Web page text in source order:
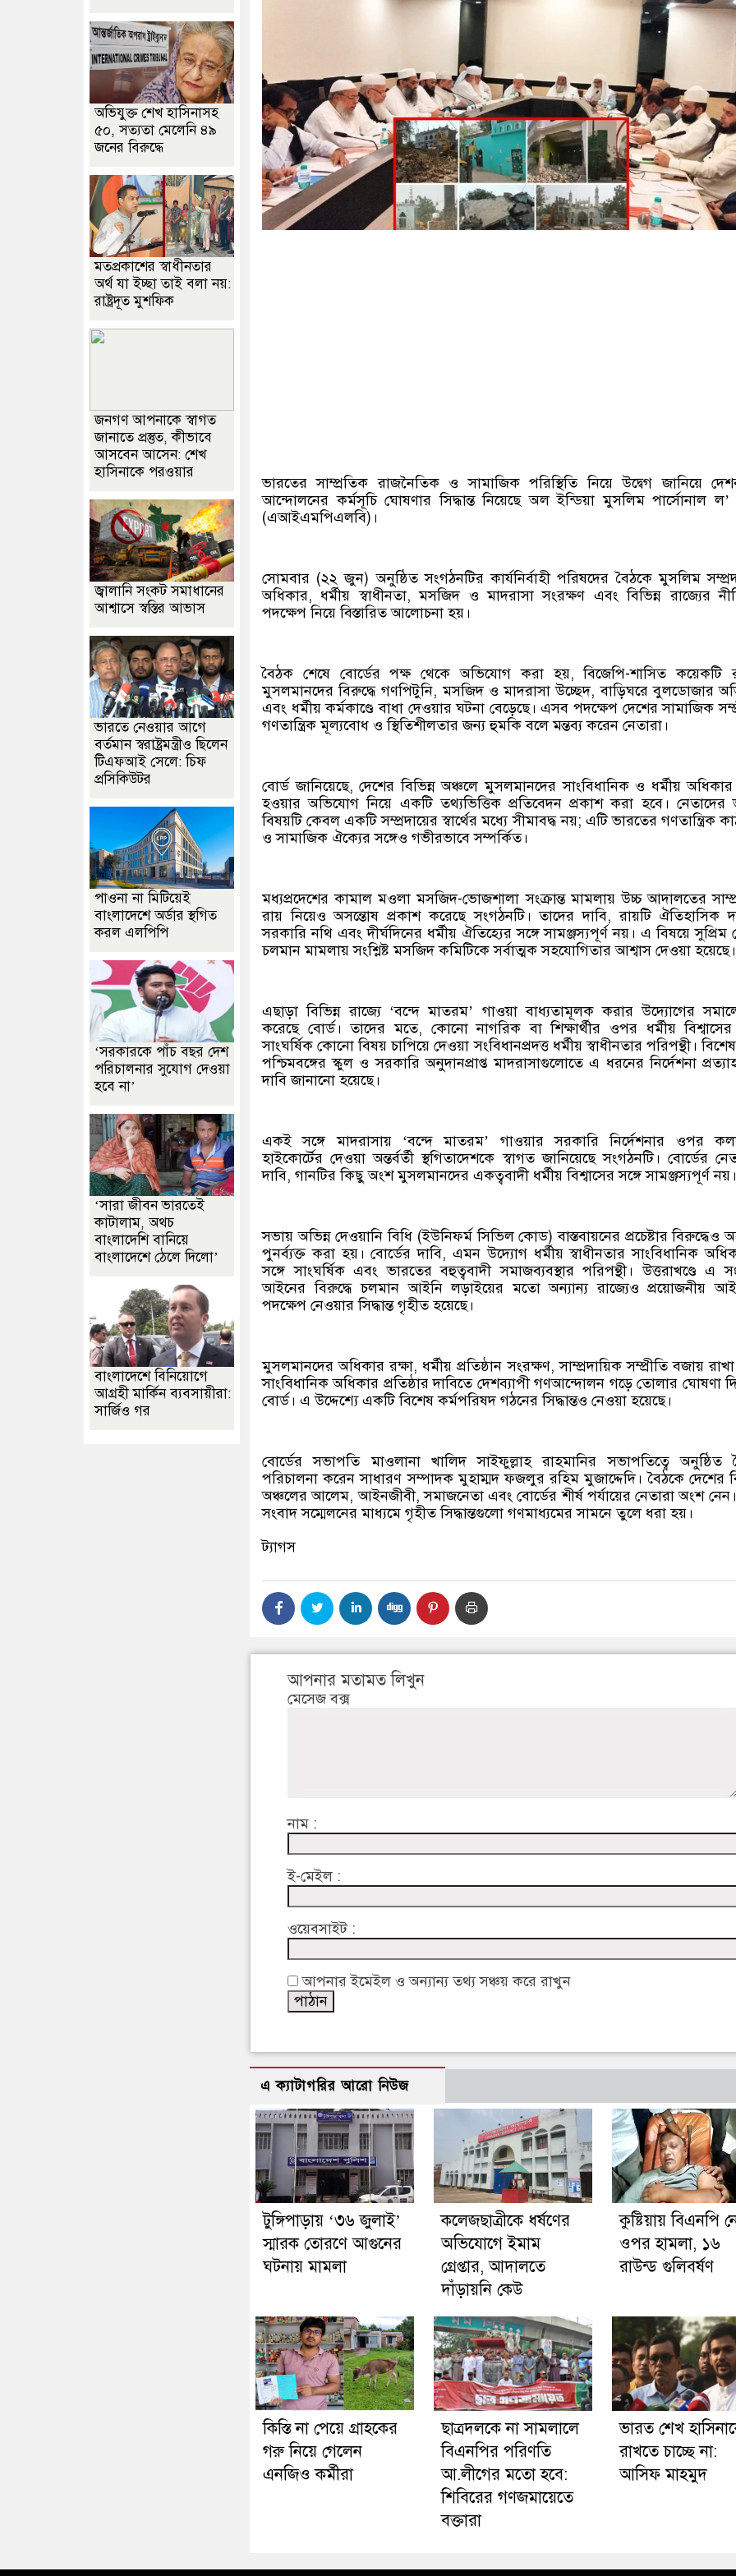
ভারতের সাম্প্রতিক রাজনৈতিক ও সামাজিক পরিস্থিতি নিয়ে উদ্বেগ জানিয়ে
আন্দোলনের কর্মসূচি ঘোষণার সিদ্ধান্ত নিয়েছে অল ইন্ডিয়া মুসলিম পার্সোনাল ল’
(এআইএমপিএলবি)।
সোমবার (২২ জুন) অনুষ্ঠিত সংগঠনটির কার্যনির্বাহী পরিষদের বৈঠকে মুসলিম
অধিকার, ধর্মীয় স্বাধীনতা, মসজিদ ও মাদরাসা সংরক্ষণ এবং বিভিন্ন রাজ্যের
পদক্ষেপ নিয়ে বিস্তারিত আলোচনা হয়।
বৈঠক শেষে বোর্ডের পক্ষ থেকে অভিযোগ করা হয়, বিজেপি-শাসিত কয়েকটি
মুসলমানদের বিরুদ্ধে গণপিটুনি, মসজিদ ও মাদরাসা উচ্ছেদ, বাড়িঘরে বুলডোজার
এবং ধর্মীয় কর্মকাণ্ডে বাধা দেওয়ার ঘটনা বেড়েছে। এসব পদক্ষেপ দেশের সামাজিক
গণতান্ত্রিক মূল্যবোধ ও স্থিতিশীলতার জন্য হুমকি বলে মন্তব্য করেন নেতারা।
বোর্ড জানিয়েছে, দেশের বিভিন্ন অঞ্চলে মুসলমানদের সাংবিধানিক ও ধর্মীয় অধিকার
হওয়ার অভিযোগ নিয়ে একটি তথ্যভিত্তিক প্রতিবেদন প্রকাশ করা হবে। নেতাদের
বিষয়টি কেবল একটি সম্প্রদায়ের স্বার্থের মধ্যে সীমাবদ্ধ নয়; এটি ভারতের গণতান্ত্রিক
ও সামাজিক ঐক্যের সঙ্গেও গভীরভাবে সম্পর্কিত।
মধ্যপ্রদেশের কামাল মওলা মসজিদ-ভোজশালা সংক্রান্ত মামলায় উচ্চ আদালতের
রায় নিয়েও অসন্তোষ প্রকাশ করেছে সংগঠনটি। তাদের দাবি, রায়টি ঐতিহাসিক
সরকারি নথি এবং দীর্ঘদিনের ধর্মীয় ঐতিহ্যের সঙ্গে সামঞ্জস্যপূর্ণ নয়। এ বিষয়ে সুপ্রিম
চলমান মামলায় সংশ্লিষ্ট মসজিদ কমিটিকে সর্বাত্মক সহযোগিতার আশ্বাস দেওয়া হয়েছে।
এছাড়া বিভিন্ন রাজ্যে ‘বন্দে মাতরম’ গাওয়া বাধ্যতামূলক করার উদ্যোগের
করেছে বোর্ড। তাদের মতে, কোনো নাগরিক বা শিক্ষার্থীর ওপর ধর্মীয় বিশ্বাসের
সাংঘর্ষিক কোনো বিষয় চাপিয়ে দেওয়া সংবিধানপ্রদত্ত ধর্মীয় স্বাধীনতার পরিপন্থী।
পশ্চিমবঙ্গের স্কুল ও সরকারি অনুদানপ্রাপ্ত মাদরাসাগুলোতে এ ধরনের নির্দেশনা
দাবি জানানো হয়েছে।
একই সঙ্গে মাদরাসায় ‘বন্দে মাতরম’ গাওয়ার সরকারি নির্দেশনার ওপর
হাইকোর্টের দেওয়া অন্তর্বর্তী স্থগিতাদেশকে স্বাগত জানিয়েছে সংগঠনটি। বোর্ডের
দাবি, গানটির কিছু অংশ মুসলমানদের একত্ববাদী ধর্মীয় বিশ্বাসের সঙ্গে সামঞ্জস্যপূর্ণ নয়।
সভায় অভিন্ন দেওয়ানি বিধি (ইউনিফর্ম সিভিল কোড) বাস্তবায়নের প্রচেষ্টার বিরুদ্ধেও
পুনর্ব্যক্ত করা হয়। বোর্ডের দাবি, এমন উদ্যোগ ধর্মীয় স্বাধীনতার সাংবিধানিক
সঙ্গে সাংঘর্ষিক এবং ভারতের বহুত্ববাদী সমাজব্যবস্থার পরিপন্থী। উত্তরাখণ্ডে এ
আইনের বিরুদ্ধে চলমান আইনি লড়াইয়ের মতো অন্যান্য রাজ্যেও প্রয়োজনীয়
পদক্ষেপ নেওয়ার সিদ্ধান্ত গৃহীত হয়েছে।
মুসলমানদের অধিকার রক্ষা, ধর্মীয় প্রতিষ্ঠান সংরক্ষণ, সাম্প্রদায়িক সম্প্রীতি বজায়
সাংবিধানিক অধিকার প্রতিষ্ঠার দাবিতে দেশব্যাপী গণআন্দোলন গড়ে তোলার ঘোষণা
বোর্ড। এ উদ্দেশ্যে একটি বিশেষ কর্মপরিষদ গঠনের সিদ্ধান্তও নেওয়া হয়েছে।
বোর্ডের সভাপতি মাওলানা খালিদ সাইফুল্লাহ রাহমানির সভাপতিত্বে অনুষ্ঠিত
পরিচালনা করেন সাধারণ সম্পাদক মুহাম্মদ ফজলুর রহিম মুজাদ্দেদি। বৈঠকে দেশের
অঞ্চলের আলেম, আইনজীবী, সমাজনেতা এবং বোর্ডের শীর্ষ পর্যায়ের নেতারা অংশ
সংবাদ সম্মেলনের মাধ্যমে গৃহীত সিদ্ধান্তগুলো গণমাধ্যমের সামনে তুলে ধরা হয়।
ট্যাগস
আপনার মতামত লিখুন
মেসেজ বক্স
নাম :
ই-মেইল :
ওয়েবসাইট :
আপনার ইমেইল ও অন্যান্য তথ্য সঞ্চয় করে রাখুন
এ ক্যাটাগরির আরো নিউজ
টুঙ্গিপাড়ায় ‘৩৬ জুলাই’
স্মারক তোরণে আগুনের
ঘটনায় মামলা
কলেজছাত্রীকে ধর্ষণের
অভিযোগে ইমাম
গ্রেপ্তার, আদালতে
দাঁড়ায়নি কেউ
কুষ্টিয়ায় বিএনপি
ওপর হামলা, ১৬
রাউন্ড গুলিবর্ষণ
কিস্তি না পেয়ে গ্রাহকের
গরু নিয়ে গেলেন
এনজিও কর্মীরা
ছাত্রদলকে না সামলালে
বিএনপির পরিণতি
আ.লীগের মতো হবে:
শিবিরের গণজমায়েতে
বক্তারা
ভারত শেখ
রাখতে চাচ্ছে না:
আসিফ মাহমুদ
অভিযুক্ত শেখ হাসিনাসহ
৫০, সত্যতা মেলেনি ৪৯
জনের বিরুদ্ধে
মতপ্রকাশের স্বাধীনতার
অর্থ যা ইচ্ছা তাই বলা নয়:
রাষ্ট্রদূত মুশফিক
জনগণ আপনাকে স্বাগত
জানাতে প্রস্তুত, কীভাবে
আসবেন আসেন: শেখ
হাসিনাকে পরওয়ার
জ্বালানি সংকট সমাধানের
আশ্বাসে স্বস্তির আভাস
ভারতে নেওয়ার আগে
বর্তমান স্বরাষ্ট্রমন্ত্রীও ছিলেন
টিএফআই সেলে: চিফ
প্রসিকিউটর
পাওনা না মিটিয়েই
বাংলাদেশে অর্ডার স্থগিত
করল এলপিপি
‘সরকারকে পাঁচ বছর দেশ
পরিচালনার সুযোগ দেওয়া
হবে না’
‘সারা জীবন ভারতেই
কাটালাম, অথচ
বাংলাদেশি বানিয়ে
বাংলাদেশে ঠেলে দিলো’
বাংলাদেশে বিনিয়োগে
আগ্রহী মার্কিন ব্যবসায়ীরা:
সার্জিও গর